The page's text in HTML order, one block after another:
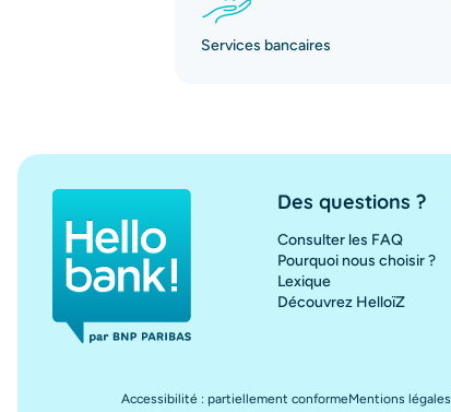
Services bancaires
Des questions ?
Consulter les FAQ
Pourquoi nous choisir ?
Lexique
Découvrez HelloïZ
Accessibilité : partiellement conformeMentions légales